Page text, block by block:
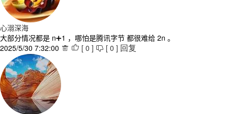
心溺深海
大部分情况都是 n➕1 ，哪怕是腾讯字节 都很难给 2n 。
2025/5/30 7:32:00   [ 0 ]  [ 0 ] 回复